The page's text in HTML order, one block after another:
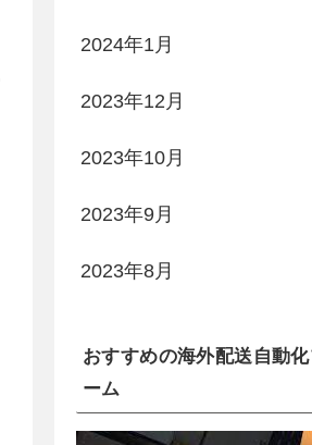
2024年1月
2023年12月
2023年10月
2023年9月
2023年8月
おすすめの海外配送自動
ーム